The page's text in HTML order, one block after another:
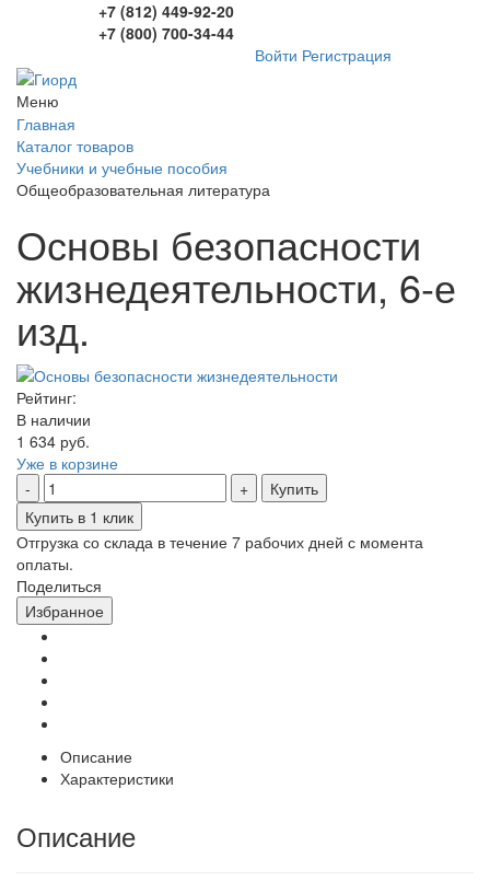
+7 (812) 449-92-20
+7 (800) 700-34-44
Войти Регистрация
Меню
Главная
Каталог товаров
Учебники и учебные пособия
Общеобразовательная литература
Основы безопасности
жизнедеятельности, 6-е
изд.
Рейтинг:
В наличии
1 634 руб.
Уже в корзине
Купить
Купить в 1 клик
Отгрузка со склада в течение 7 рабочих дней с момента
оплаты.
Поделиться
Избранное
Описание
Характеристики
Описание